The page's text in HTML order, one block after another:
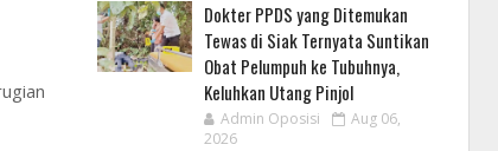
Dokter PPDS yang Ditemukan
Tewas di Siak Ternyata Suntikan
Obat Pelumpuh ke Tubuhnya,
Keluhkan Utang Pinjol
Admin Oposisi
Aug 06,
2026